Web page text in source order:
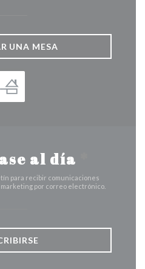
UNA MESA
al día
para recibir comunicaciones
por correo electrónico.